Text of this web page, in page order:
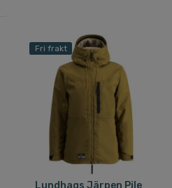
Fri frakt
Lundhags Järpen Pile